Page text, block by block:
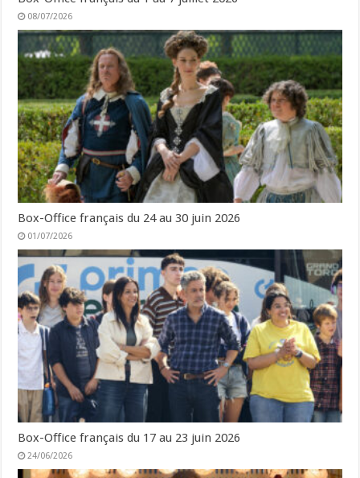
08/07/2026
Box-Office français du 24 au 30 juin 2026
01/07/2026
Box-Office français du 17 au 23 juin 2026
24/06/2026